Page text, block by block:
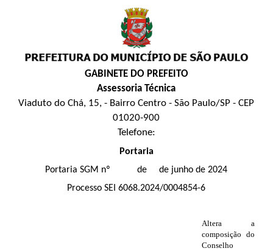
GABINETE DO PREFEITO
Assessoria Técnica
Viaduto do Chá, 15, - Bairro Centro - São Paulo/SP - CEP
01020-900
Telefone:
Portaria
Portaria SGM nº de de junho de 2024
Processo SEI 6068.2024/0004854-6
Altera a
composição do
Conselho